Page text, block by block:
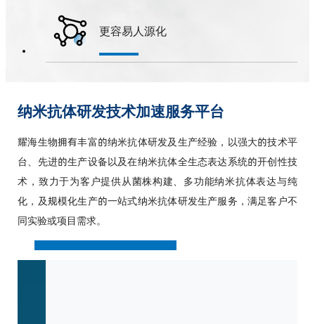
更容易人源化
纳米抗体研发技术加速服务平台
耀海生物拥有丰富的纳米抗体研发及生产经验，以强大的技术平
台、先进的生产设备以及在纳米抗体全生态表达系统的开创性技
术，致力于为客户提供从菌株构建、多功能纳米抗体表达与纯
化，及规模化生产的一站式纳米抗体研发生产服务，满足客户不
同实验或项目需求。